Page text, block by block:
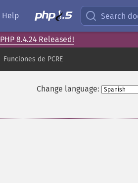
Help Search
PHP 8.4.24 Released!
Funciones de PCRE
Change language: